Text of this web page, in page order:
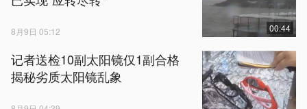
8月9日 05:12 00:44
记者送检10副太阳镜仅1副合格
揭秘劣质太阳镜乱象